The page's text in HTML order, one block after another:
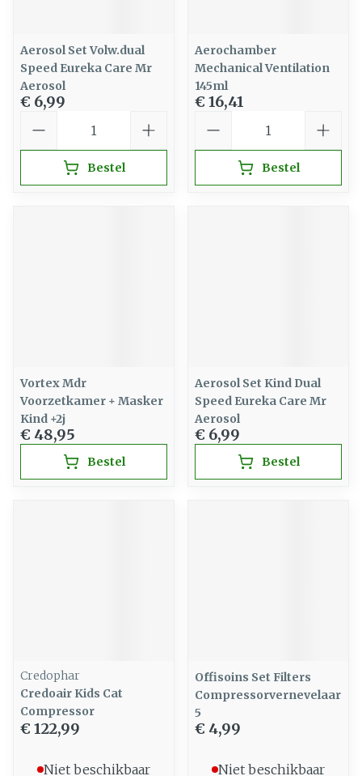
Aerosol Set Volw.dual
Speed Eureka Care Mr
Aerosol
€ 6,99
Bestel
Aerochamber
Mechanical Ventilation
145ml
€ 16,41
Bestel
Vortex Mdr
Voorzetkamer + Masker
Kind +2j
€ 48,95
Bestel
Aerosol Set Kind Dual
Speed Eureka Care Mr
Aerosol
€ 6,99
Bestel
Credophar
Credoair Kids Cat
Compressor
€ 122,99
Niet beschikbaar
Offisoins Set Filters
Compressorvernevelaar
5
€ 4,99
Niet beschikbaar